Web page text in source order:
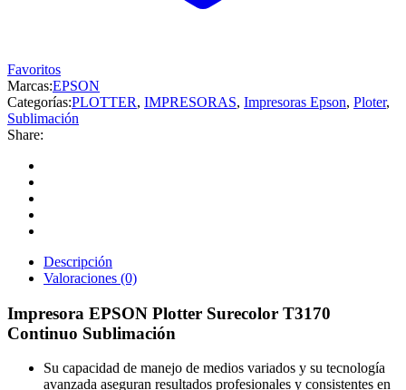
Favoritos
Marcas:EPSON
Categorías:PLOTTER, IMPRESORAS, Impresoras Epson, Ploter,
Sublimación
Share:
Descripción
Valoraciones (0)
Impresora EPSON Plotter Surecolor T3170
Continuo Sublimación
Su capacidad de manejo de medios variados y su tecnología
avanzada aseguran resultados profesionales y consistentes en